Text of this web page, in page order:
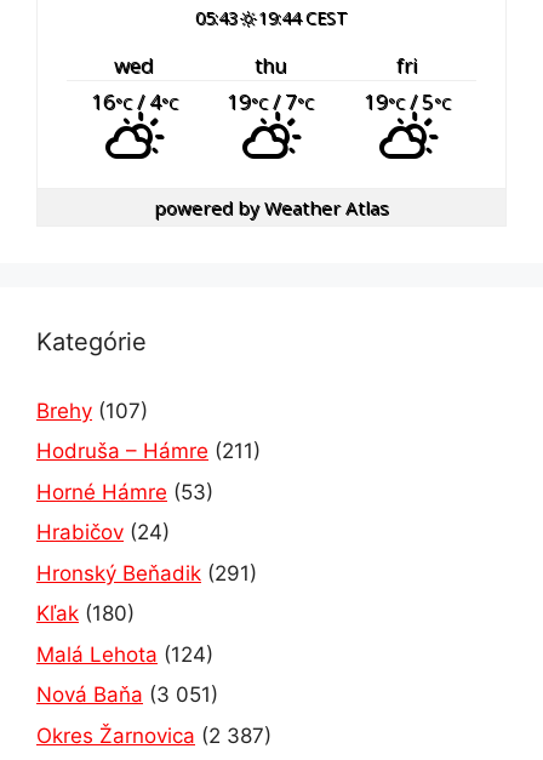
05:43 19:44 CEST
wed thu
fri
16°C/ 4°C 19°C/ 7°C 19°C/ 5°C
powered byWeather Atlas
Kategórie
Brehy (107)
Hodruša – Hámre (211)
Horné Hámre (53)
Hrabičov (24)
Hronský Beňadik (291)
Kľak (180)
Malá Lehota (124)
Nová Baňa (3 051)
Okres Žarnovica (2 387)